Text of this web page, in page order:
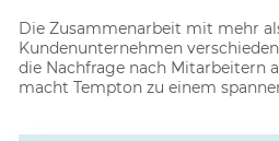
Die Zusammenarbeit mit mehr
Kundenunternehmen
die Nachfrage nach Mitarbeitern
macht Tempton zu einem